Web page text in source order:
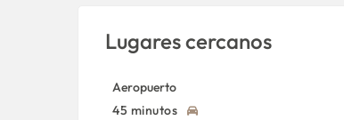
Lugares cercanos
Aeropuerto
45 minutos